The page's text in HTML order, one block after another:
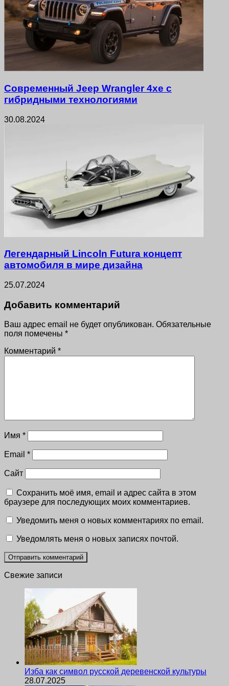
Современный Jeep Wrangler 4xe с
гибридными технологиями
30.08.2024
Легендарный Lincoln Futura концепт
автомобиля в мире дизайна
25.07.2024
Добавить комментарий
Ваш адрес email не будет опубликован. Обязательные
поля помечены *
Комментарий *
Имя *
Email *
Сайт
Сохранить моё имя, email и адрес сайта в этом
браузере для последующих моих комментариев.
Уведомить меня о новых комментариях по email.
Уведомлять меня о новых записях почтой.
Свежие записи
Изба как символ русской деревенской культуры
28.07.2025